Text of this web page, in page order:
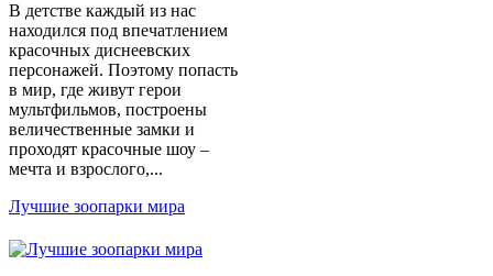
В детстве каждый из нас
находился под впечатлением
красочных диснеевских
персонажей. Поэтому попасть
в мир, где живут герои
мультфильмов, построены
величественные замки и
проходят красочные шоу –
мечта и взрослого,...
Лучшие зоопарки мира